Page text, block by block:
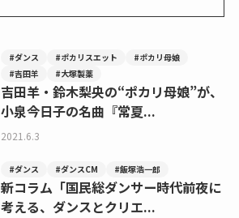
#ダンス #ポカリスエット
#ポカリ母娘
#吉田羊
#大塚製薬
吉田羊・鈴木梨央の“ポカリ母娘”が、
小泉今日子の名曲『常夏...
2021.6.3
#ダンス #ダンスCM #飯塚浩一郎
新コラム「国民総ダンサー時代前夜に
考える、ダンスとクリエ...